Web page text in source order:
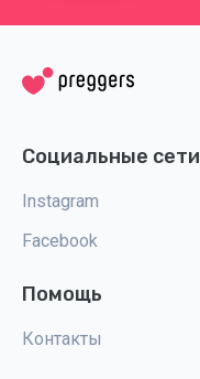
Социальные сети
Instagram
Facebook
Помощь
Контакты